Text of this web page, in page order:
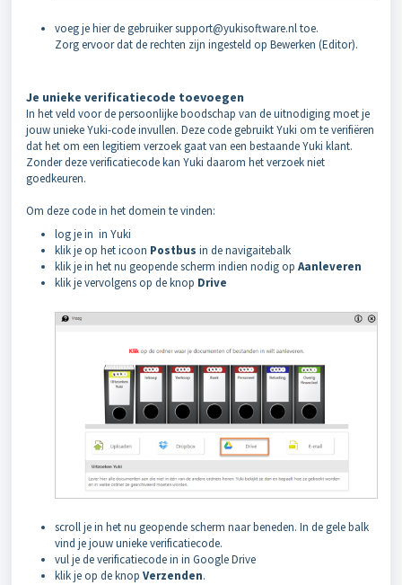
voeg je hier de gebruiker support@yukisoftware.nl toe.
Zorg ervoor dat de rechten zijn ingesteld op Bewerken (Editor).
Je unieke verificatiecode toevoegen
In het veld voor de persoonlijke boodschap van de uitnodiging moet je
jouw unieke Yuki-code invullen. Deze code gebruikt Yuki om te verifiëren
dat het om een legitiem verzoek gaat van een bestaande Yuki klant.
Zonder deze verificatiecode kan Yuki daarom het verzoek niet
goedkeuren.
Om deze code in het domein te vinden:
log je in in Yuki
klik je op het icoon Postbus in de navigaitebalk
klik je in het nu geopende scherm indien nodig op Aanleveren
klik je vervolgens op de knop Drive
scroll je in het nu geopende scherm naar beneden. In de gele balk
vind je jouw unieke verificatiecode.
vul je de verificatiecode in in Google Drive
klik je op de knop Verzenden.